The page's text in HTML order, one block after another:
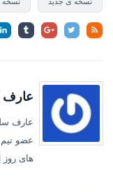
عارف
عارف
عضو تیم
های روز